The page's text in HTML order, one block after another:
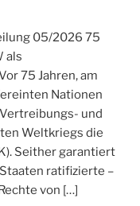
05/2026 75
als
75 Jahren, am
Nationen
und
Weltkriegs die
Seither garantiert
ratifizierte –
von […]